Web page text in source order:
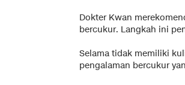
Dokter Kwan
bercukur. Langkah ini
Selama tidak memiliki
pengalaman bercukur